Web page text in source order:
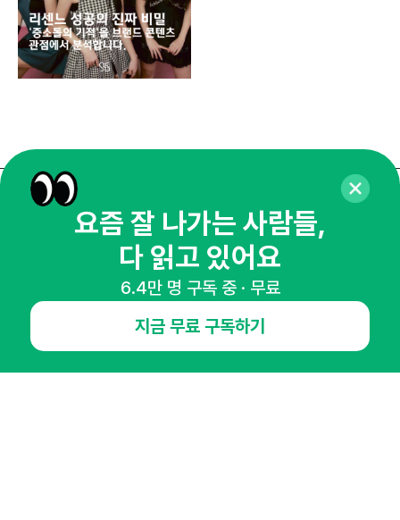
매주 화요일 아침,
마케팅 감각을 깨워 드릴게요!
65,043명의 마케터를 성장시키는 뉴스레터
요즘 잘 나가는 사람들,
다 읽고 있어요
6.4만 명 구독 중 · 무료
지금 무료 구독하기